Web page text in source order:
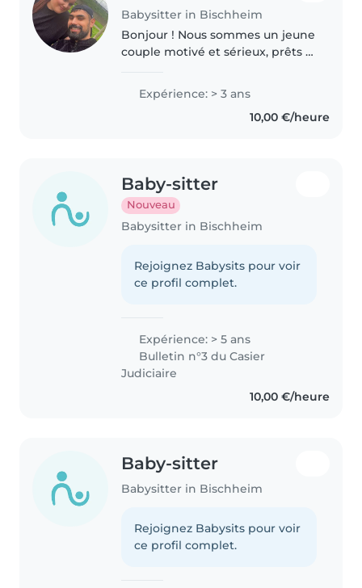
Babysitter in Bischheim
Bonjour ! Nous sommes un jeune
couple motivé et sérieux, prêts à
bonne humeur. Moi, j'ai 17 ans, et
Expérience: > 3 ans
10,00 €/heure
Baby-sitter
Nouveau
Babysitter in Bischheim
Rejoignez Babysits pour voir
ce profil complet.
Expérience: > 5 ans
Bulletin n°3 du Casier
Judiciaire
10,00 €/heure
Baby-sitter
Babysitter in Bischheim
Rejoignez Babysits pour voir
ce profil complet.